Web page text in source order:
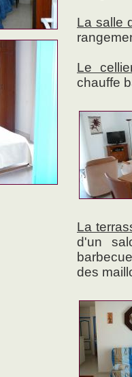
La salle
Le
chauffe
La
d'un
des